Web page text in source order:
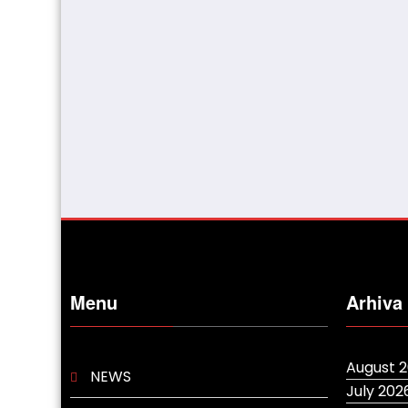
Menu
NEWS
Arhiva
August
July